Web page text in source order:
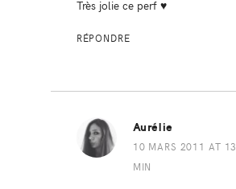
Très jolie ce perf ♥
RÉPONDRE
Aurélie
10 MARS 2011 AT
MIN